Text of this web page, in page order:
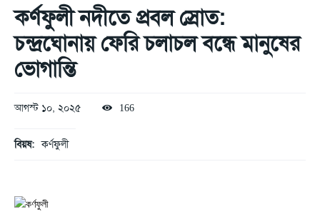
কর্ণফুলী নদীতে প্রবল স্রোত:
চন্দ্রঘোনায় ফেরি চলাচল বন্ধে মানুষের
ভোগান্তি
আগস্ট ১০, ২০২৫ 166
বিয়ষ: কর্ণফুলী